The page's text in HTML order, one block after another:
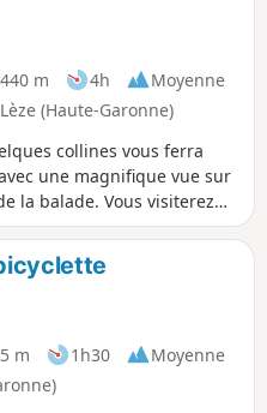
m 4h
Moyenne
(Haute-Garonne)
collines vous ferra
une magnifique vue sur
la balade. Vous visiterez
des points d'eau ainsi que
m 1h30
Moyenne